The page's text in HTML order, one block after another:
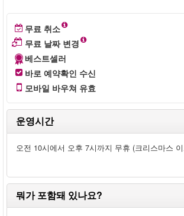
무료 취소
무료 날짜 변경
베스트셀러
바로 예약확인 수신
모바일 바우쳐 유효
운영시간
오전 10시에서 오후 7시까지 무휴 (크리스마스
뭐가 포함돼 있나요?